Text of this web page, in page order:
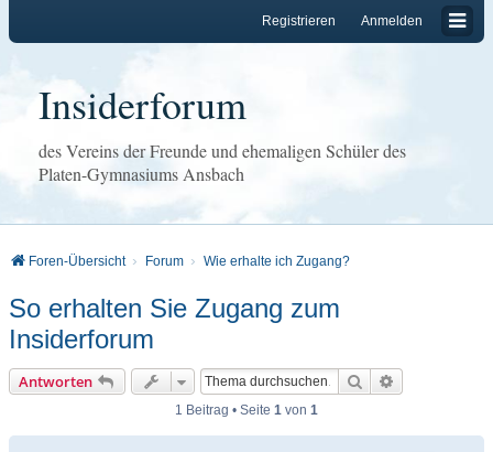
Anmelden
Registrieren
Insiderforum
des Vereins der Freunde und ehemaligen Schüler des
Platen-Gymnasiums Ansbach
Foren-Übersicht Forum Wie erhalte ich Zugang?
So erhalten Sie Zugang zum
Insiderforum
Antworten Suche
1 Beitrag • Seite 1 von 1